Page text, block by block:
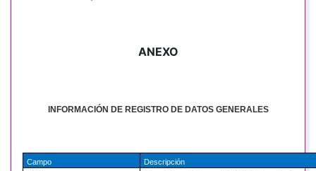
ANEXO
INFORMACIÓN DE REGISTRO DE DATOS GENERALES
Campo
Descripción